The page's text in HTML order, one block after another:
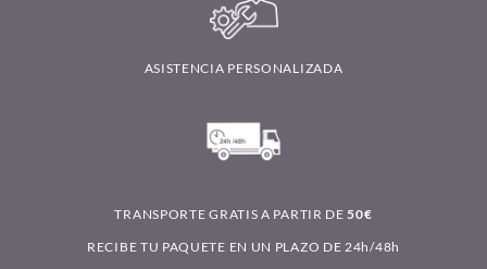
ASISTENCIA PERSONALIZADA
TRANSPORTE GRATIS A PARTIR DE50€
RECIBE TU PAQUETE EN UN PLAZO DE 24h/48h